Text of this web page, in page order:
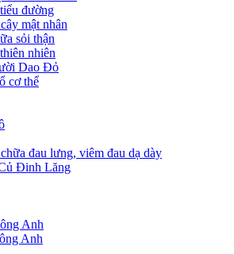
đường
mật nhân
sỏi thận
nhiên
Dao Đỏ
cơ thể
đau lưng, viêm đau dạ dày
Đinh Lăng
Anh
Anh